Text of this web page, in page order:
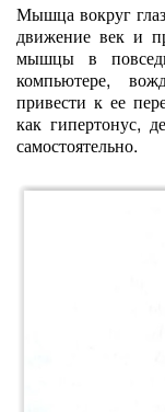
Мышца вокруг
движение век и
мышцы в
компьютере,
привести к ее
как гипертонус,
самостоятельно.